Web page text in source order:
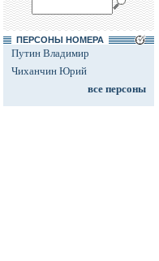
ПЕРСОНЫ НОМЕРА
Путин Владимир
Чиханчин Юрий
все персоны